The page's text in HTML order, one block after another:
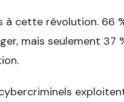
à cette révolution. 66
mais seulement 37